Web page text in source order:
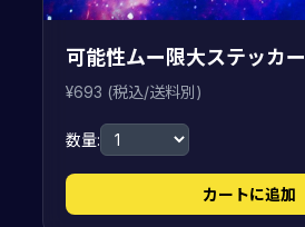
可能性ムー限大ステッカー
¥693 (税込/送料別)
数量:
カートに追加